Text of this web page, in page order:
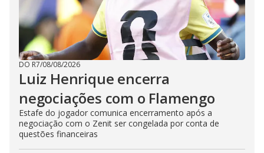
DO R7/08/08/2026
Luiz Henrique encerra
negociações com o Flamengo
Estafe do jogador comunica encerramento após a
negociação com o Zenit ser congelada por conta de
questões financeiras